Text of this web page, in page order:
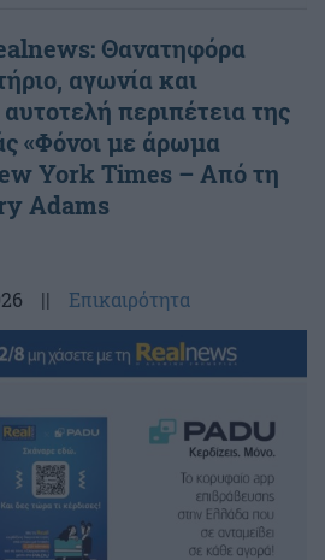
Θανατηφόρα
αγωνία και
περιπέτεια της
«Φόνοι με άρωμα
York Times – Από τη
Adams
|| Επικαιρότητα